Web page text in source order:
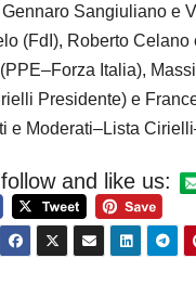
Sangiuliano e
(FdI), Roberto Celano
Italia),
Presidente) e
e Moderati–Lista
and like us: